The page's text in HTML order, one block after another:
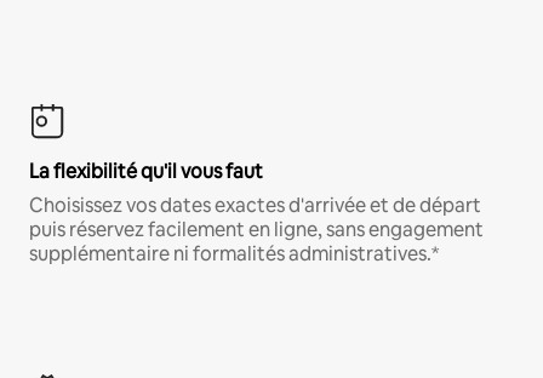
La flexibilité qu'il vous faut
Choisissez vos dates exactes d'arrivée et de départ
puis réservez facilement en ligne, sans engagement
supplémentaire ni formalités administratives.*